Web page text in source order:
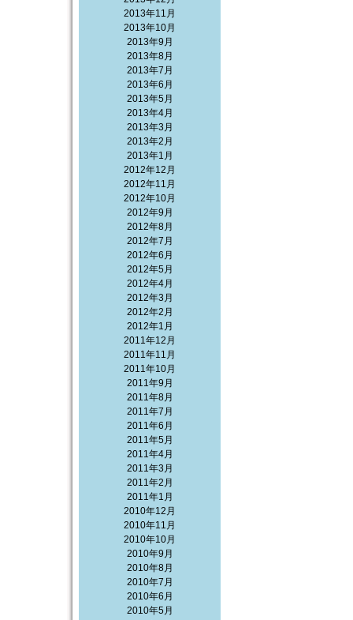
2013年11月
2013年10月
2013年9月
2013年8月
2013年7月
2013年6月
2013年5月
2013年4月
2013年3月
2013年2月
2013年1月
2012年12月
2012年11月
2012年10月
2012年9月
2012年8月
2012年7月
2012年6月
2012年5月
2012年4月
2012年3月
2012年2月
2012年1月
2011年12月
2011年11月
2011年10月
2011年9月
2011年8月
2011年7月
2011年6月
2011年5月
2011年4月
2011年3月
2011年2月
2011年1月
2010年12月
2010年11月
2010年10月
2010年9月
2010年8月
2010年7月
2010年6月
2010年5月